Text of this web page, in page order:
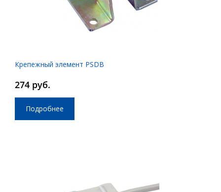
Крепежный элемент PSDB
274 руб.
Подробнее